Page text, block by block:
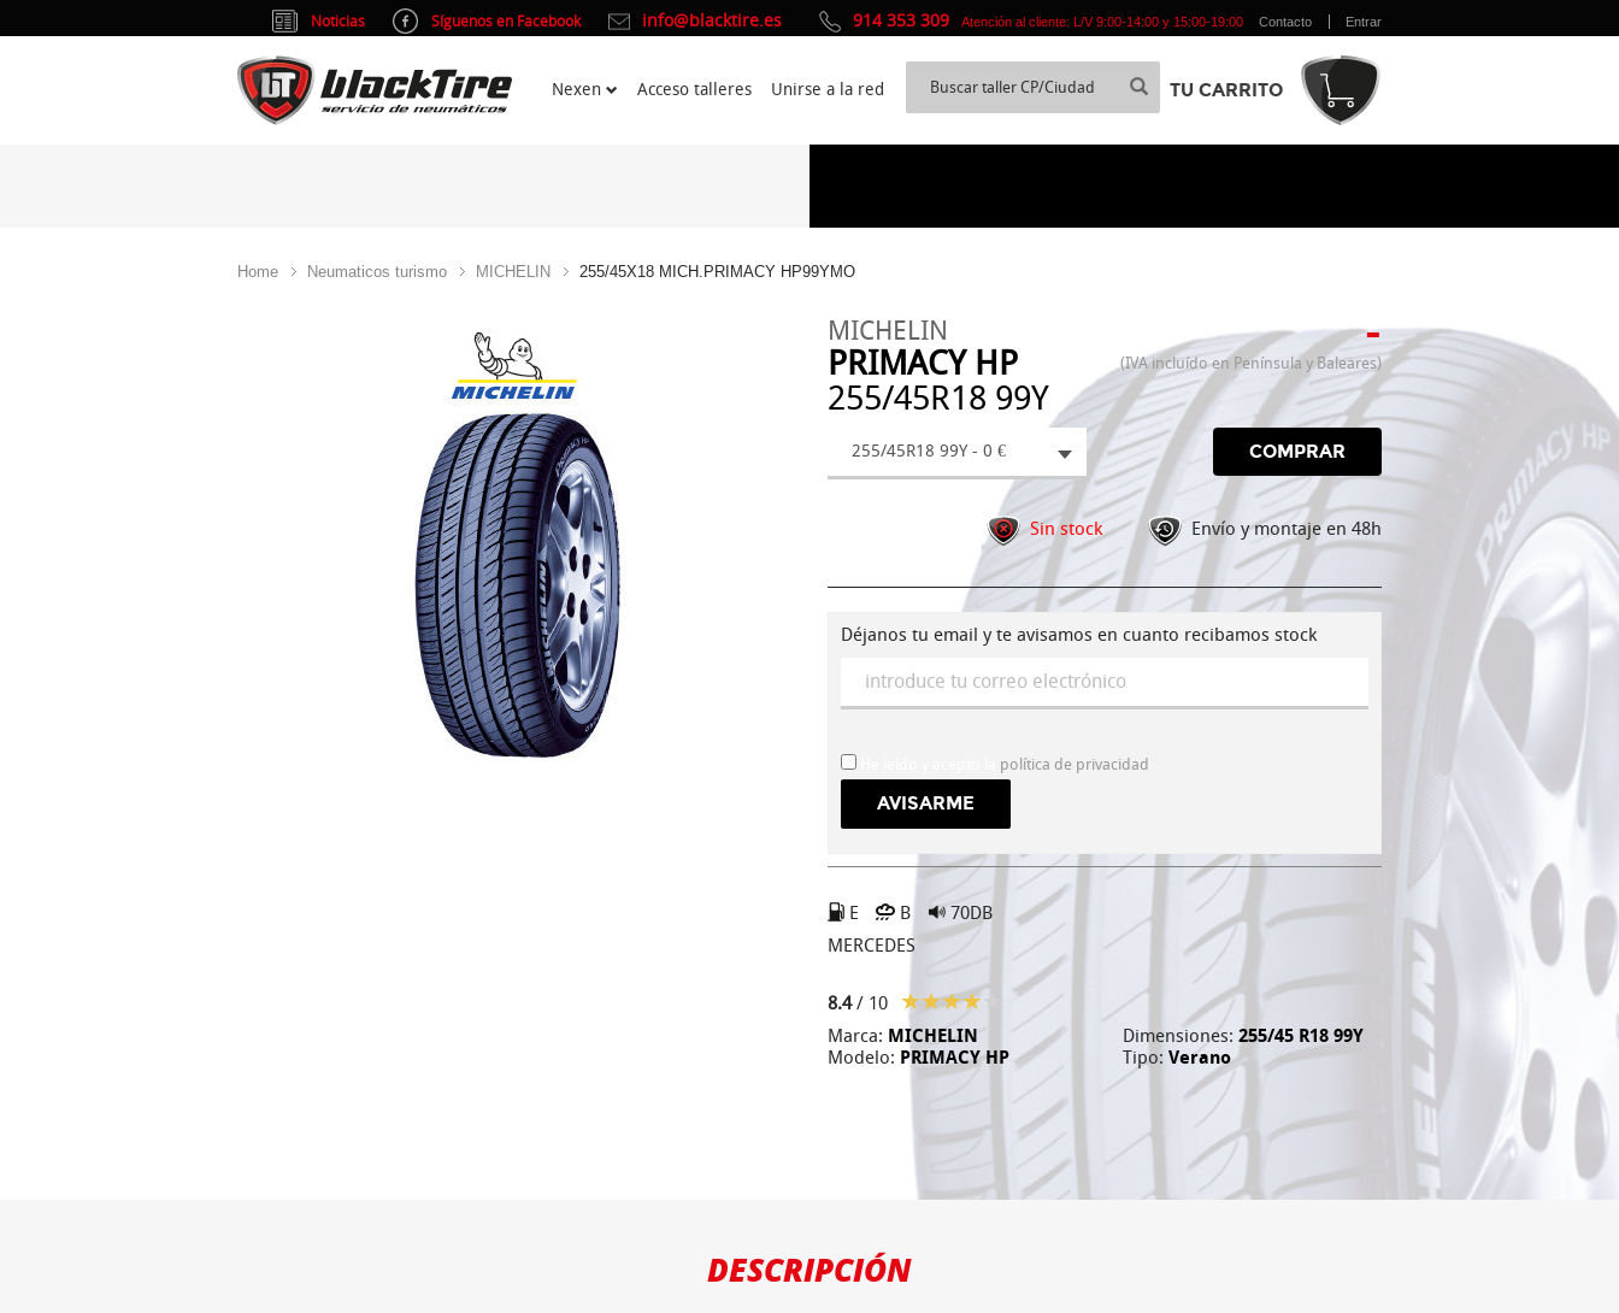
Home Neumaticos turismo MICHELIN 255/45X18 MICH.PRIMACY HP99YMO
MICHELIN
PRIMACY HP
255/45R18 99Y
-
(IVA incluído en Península y Baleares)
255/45R18 99Y - 0 € COMPRAR
Sin stock Envío y montaje en 48h
Déjanos tu email y te avisamos en cuanto recibamos stock
política de privacidad
E B
70DB
MERCEDES
8.4/ 10
Marca: MICHELIN
Modelo: PRIMACY HP
Dimensiones: 255/45 R18 99Y
Tipo: Verano
DESCRIPCIÓN
Noticias Síguenos en Facebook info@blacktire.es 914 353 309 Atención al cliente: L/V 9:00-14:00 y 15:00-19:00 Contacto Entrar
Nexen Acceso talleres Unirse a la red TU CARRITO